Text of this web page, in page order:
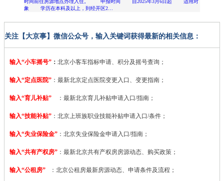
时间前往房源地点办理入住。 申报时间 自2025年3月6日起 适用对
象 学历在本科及以上，到经开区2…
关注【大京事】微信公众号，输入关键词获得最新的相关信息：
输入“小车摇号” ： 北京小客车指标申请、积分及摇号查询；
输入“定点医院” ： 最新北京定点医院变更入口、变更指南；
输入“育儿补贴” ：最新北京育儿补贴申请入口/指南；
输入“技能补贴” ： 北京上班族职业技能补贴申请入口/条件；
输入“失业保险金” ：北京失业保险金申请入口/指南；
输入“共有产权房” ：最新北京共有产权房房源动态、购买政策；
输入“公租房” ：北京公租房最新房源动态、申请条件及流程；